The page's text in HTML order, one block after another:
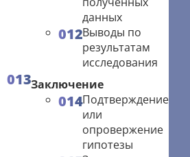
данных
Выводы по
результатам
исследования
Заключение
Подтверждение
или
опровержение
гипотезы